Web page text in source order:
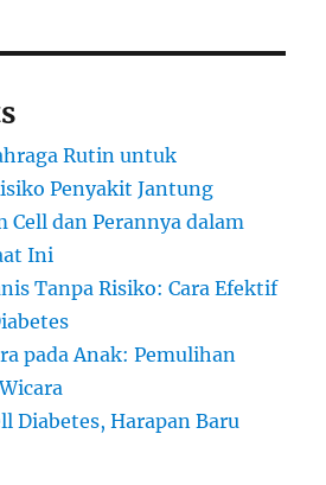
Rutin untuk
Penyakit Jantung
Cell dan Perannya dalam
Ini
Tanpa Risiko: Cara Efektif
pada Anak: Pemulihan
Diabetes, Harapan Baru